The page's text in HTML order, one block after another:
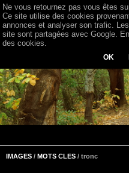
IMAGES / MOTS CLES / tronc
Ne vous retournez pas vous êtes
Ce site utilise des cookies
annonces et analyser son trafic.
site sont partagées avec Google.
des cookies.
OK